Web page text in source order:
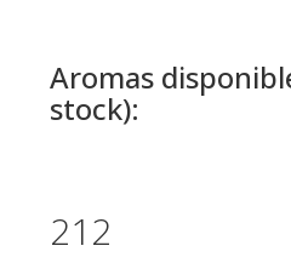
Aromas
stock):
212